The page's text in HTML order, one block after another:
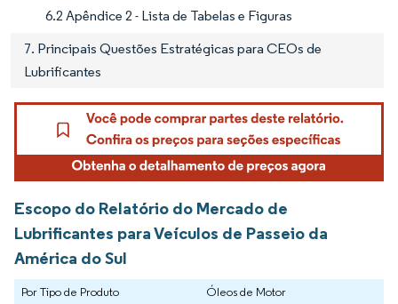
6.2 Apêndice 2 - Lista de Tabelas e Figuras
7. Principais Questões Estratégicas para CEOs de
Lubrificantes
Escopo do Relatório do Mercado de
Lubrificantes para Veículos de Passeio da
América do Sul
Por Tipo de Produto
Óleos de Motor